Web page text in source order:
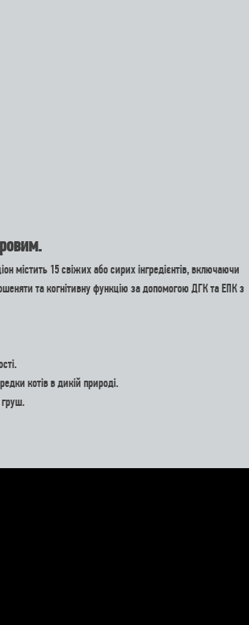
містить 15 свіжих або сирих інгредієнтів, включаючи
та когнітивну функцію за допомогою ДГК та ЕПК з
котів в дикій природі.
груш.